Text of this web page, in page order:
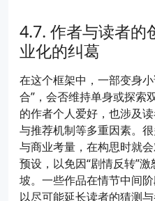
作者与读者的
业化的纠葛
在这个框架中，一部变身
合”，会否维持单身或探索
的作者个人爱好，也涉及
与推荐机制等多重因素。
与商业考量，在构思时就
预设，以免因“剧情反转”
坡。一些作品在情节中间
以尽可能延长读者的猜测